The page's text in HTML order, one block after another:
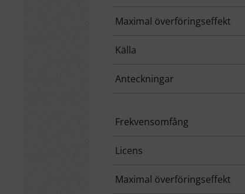
Maximal överföringseffekt
Källa
Anteckningar
Frekvensomfång
Licens
Maximal överföringseffekt